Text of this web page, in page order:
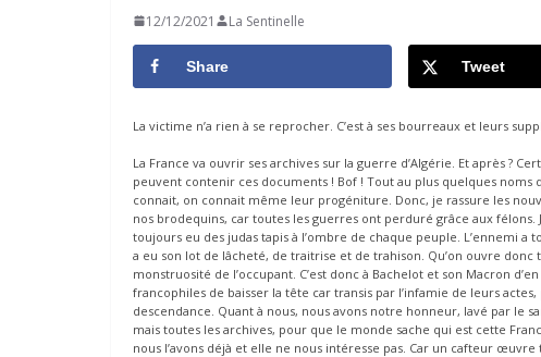
12/12/2021 La Sentinelle
Share Tweet
La victime n’a rien à se reprocher. C’est à ses bourreaux et leurs
La France va ouvrir ses archives sur la guerre d’Algérie. Et après ?
peuvent contenir ces documents ! Bof ! Tout au plus quelques
connait, on connait même leur progéniture. Donc, je rassure les
nos brodequins, car toutes les guerres ont perduré grâce aux félons.
toujours eu des judas tapis à l’ombre de chaque peuple. L’ennemi
a eu son lot de lâcheté, de traitrise et de trahison. Qu’on ouvre
monstruosité de l’occupant. C’est donc à Bachelot et son Macron
francophiles de baisser la tête car transis par l’infamie de leurs
descendance. Quant à nous, nous avons notre honneur, lavé par le
mais toutes les archives, pour que le monde sache qui est cette
nous l’avons déjà et elle ne nous intéresse pas. Car un cafteur